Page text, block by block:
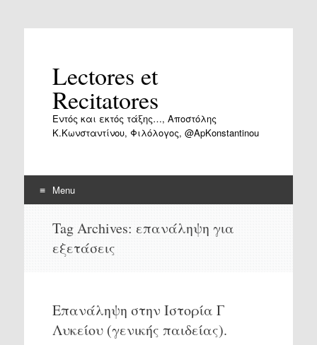
Lectores et
Recitatores
Εντός και εκτός τάξης…, Αποστόλης
Κ.Κωνσταντίνου, Φιλόλογος, @ApKonstantinou
Menu
content
Tag Archives: επανάληψη για
εξετάσεις
Επανάληψη στην Ιστορία Γ
Λυκείου (γενικής παιδείας).